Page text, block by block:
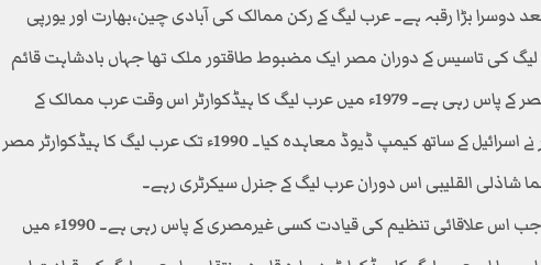
دوسرا بڑا رقبہ ہے۔ عرب لیگ کے رکن ممالک کی آبادی چین،بھارت اور یورپی
کی تاسیس کے دوران مصر ایک مضبوط طاقتور ملک تھا جہاں بادشاہت قائم
تھی۔ عرب لیگ کی قیادت1945ء سے ہی مصر کے پاس رہی ہے۔ 1979ء میں عرب لیگ کا ہیڈکوارٹر اس وقت عرب ممالک کے
احتجاج پر تیونس منتقل کیا گیا جب مصر نے اسرائیل کے ساتھ کیمپ ڈیوڈ معاہدہ کیا۔ 1990ء تک عرب لیگ کا ہیڈکوارٹر مصر
شاذلی القلیبی اس دوران عرب لیگ کے جنرل سیکرٹری رہے۔
یہ عرب لیگ کی تاریخ میں پہلا موقع تھا جب اس علاقائی تنظیم کی قیادت کسی غیرمصری کے پاس رہی ہے۔ 1990ء میں